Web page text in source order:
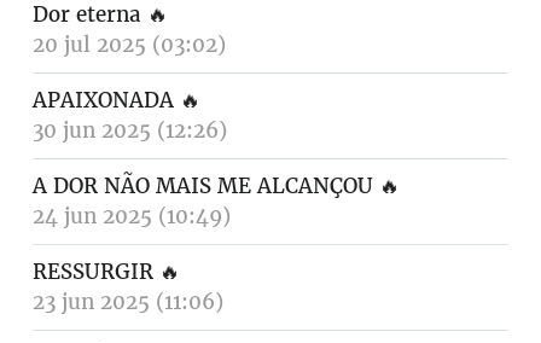
Dor eterna 🔥
20 jul 2025 (03:02)
APAIXONADA 🔥
30 jun 2025 (12:26)
A DOR NÃO MAIS ME ALCANÇOU 🔥
24 jun 2025 (10:49)
RESSURGIR 🔥
23 jun 2025 (11:06)